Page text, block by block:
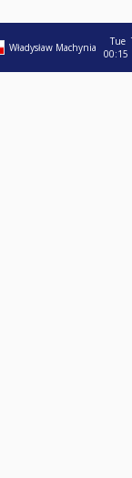
Władysław Machynia
Tue
00:15